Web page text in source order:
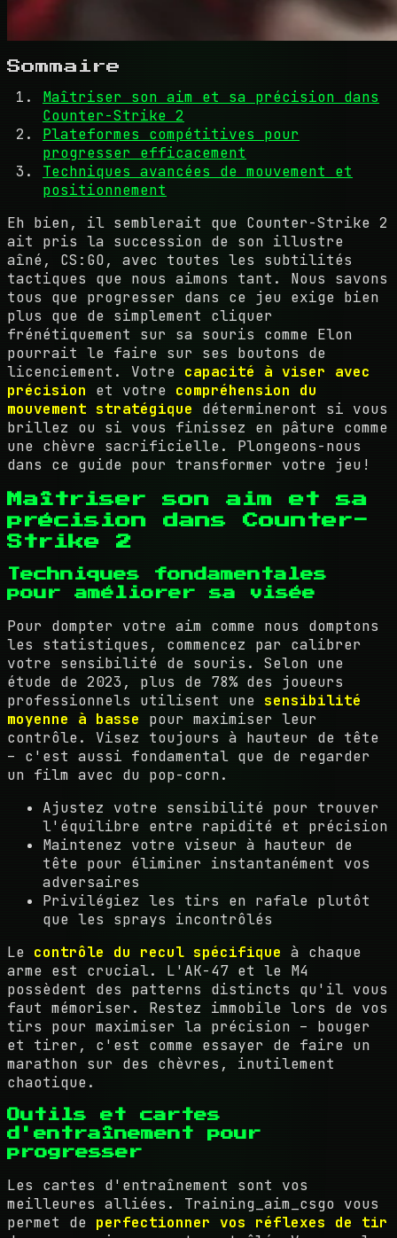
Sommaire
Maîtriser son aim et sa précision dans
Counter-Strike 2
Plateformes compétitives pour
progresser efficacement
Techniques avancées de mouvement et
positionnement
Eh bien, il semblerait que Counter-Strike 2
ait pris la succession de son illustre
aîné, CS:GO, avec toutes les subtilités
tactiques que nous aimons tant. Nous savons
tous que progresser dans ce jeu exige bien
plus que de simplement cliquer
frénétiquement sur sa souris comme Elon
pourrait le faire sur ses boutons de
licenciement. Votre capacité à viser avec
précision et votre compréhension du
mouvement stratégique détermineront si vous
brillez ou si vous finissez en pâture comme
une chèvre sacrificielle. Plongeons-nous
dans ce guide pour transformer votre jeu!
Maîtriser son aim et sa
précision dans Counter-
Strike 2
Techniques fondamentales
pour améliorer sa visée
Pour dompter votre aim comme nous domptons
les statistiques, commencez par calibrer
votre sensibilité de souris. Selon une
étude de 2023, plus de 78% des joueurs
professionnels utilisent une sensibilité
moyenne à basse pour maximiser leur
contrôle. Visez toujours à hauteur de tête
– c'est aussi fondamental que de regarder
un film avec du pop-corn.
Ajustez votre sensibilité pour trouver
l'équilibre entre rapidité et précision
Maintenez votre viseur à hauteur de
tête pour éliminer instantanément vos
adversaires
Privilégiez les tirs en rafale plutôt
que les sprays incontrôlés
Le contrôle du recul spécifique à chaque
arme est crucial. L'AK-47 et le M4
possèdent des patterns distincts qu'il vous
faut mémoriser. Restez immobile lors de vos
tirs pour maximiser la précision – bouger
et tirer, c'est comme essayer de faire un
marathon sur des chèvres, inutilement
chaotique.
Outils et cartes
d'entraînement pour
progresser
Les cartes d'entraînement sont vos
meilleures alliées. Training_aim_csgo vous
permet de perfectionner vos réflexes de tir